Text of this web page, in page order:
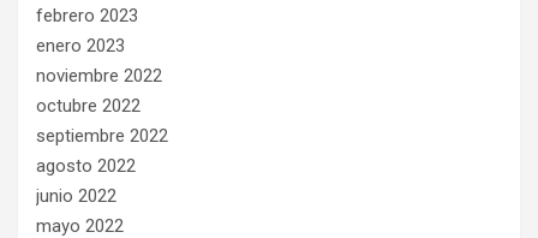
febrero 2023
enero 2023
noviembre 2022
octubre 2022
septiembre 2022
agosto 2022
junio 2022
mayo 2022